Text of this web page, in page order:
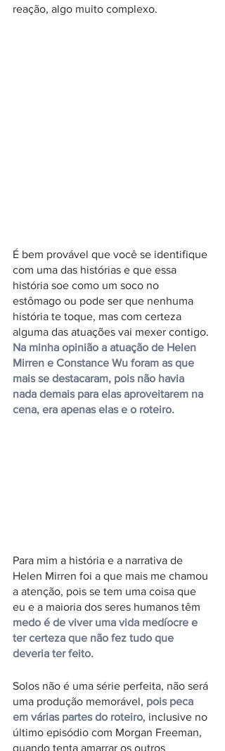
reação, algo muito complexo.
É bem provável que você se identifique
com uma das histórias e que essa
história soe como um soco no
estômago ou pode ser que nenhuma
história te toque, mas com certeza
alguma das atuações vai mexer contigo.
Na minha opinião a atuação de Helen
Mirren e Constance Wu foram as que
mais se destacaram, pois não havia
nada demais para elas aproveitarem na
cena, era apenas elas e o roteiro.
Para mim a história e a narrativa de
Helen Mirren foi a que mais me chamou
a atenção, pois se tem uma coisa que
eu e a maioria dos seres humanos têm
medo é de viver uma vida medíocre e
ter certeza que não fez tudo que
deveria ter feito.
Solos não é uma série perfeita, não será
uma produção memorável, pois peca
em várias partes do roteiro, inclusive no
último episódio com Morgan Freeman,
quando tenta amarrar os outros